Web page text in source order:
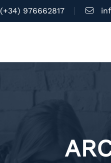
(+34) 976662817